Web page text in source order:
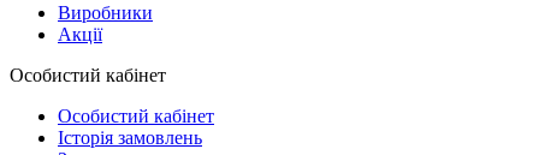
Виробники
Акції
Особистий кабінет
Особистий кабінет
Історія замовлень